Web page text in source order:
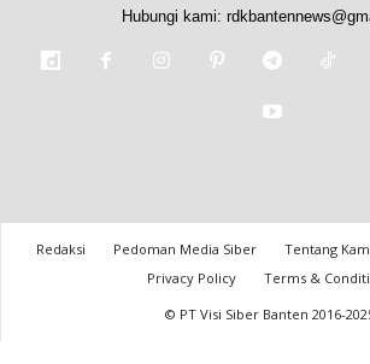
Hubungi kami:
Redaksi Pedoman Media Siber Tentang
Privacy Policy
Terms &
© PT Visi Siber Banten 2016-